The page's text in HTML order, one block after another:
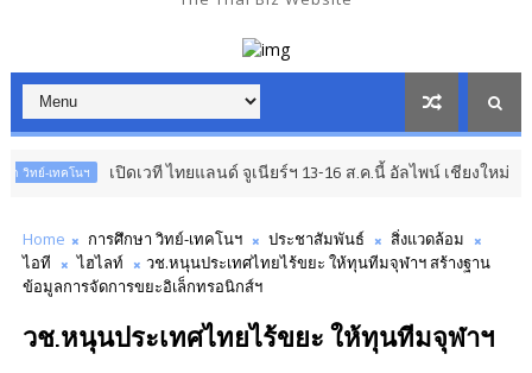
นฯ เปิดเวที ไทยแลนด์ จูเนียร์ฯ 13-16 ส.ค.นี้ อัลไพน์ เชียงใหม่ อาเซียน
Home การศึกษา วิทย์-เทคโนฯ ประชาสัมพันธ์
สิ่งแวดล้อม
ไอที
ไฮไลท์
วช.หนุนประเทศไทยไร้ขยะ ให้ทุนทีมจุฬาฯ สร้างฐาน
ข้อมูลการจัดการขยะอิเล็กทรอนิกส์ฯ
วช.หนุนประเทศไทยไร้ขยะ ให้ทุนทีมจุฬาฯ